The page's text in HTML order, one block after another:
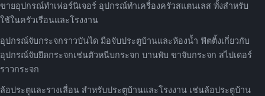
ขายอุปกรณ์ทำเฟอร์นิเจอร์ อุปกรณ์ทำเครื่องครัวสแตนเลส ทั้งสำหรับ
ใช้ในครัวเรือนและโรงงาน
อุปกรณ์จับกระจกราวบันได มือจับประตูบ้านและห้องน้ำ ฟิตติ้งเกี่ยวกับ
อุปกรณ์จับยึดกระจกเช่นตัวหนีบกระจก บานพับ ขาจับกระจก สไปเดอร์
ราวกระจก
ล้อประตูและรางเลื่อน สำหรับประตูบ้านและโรงงาน เช่นล้อประตูบ้าน